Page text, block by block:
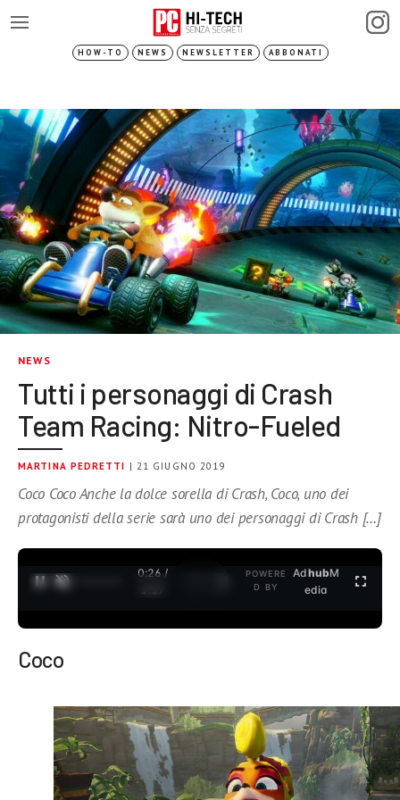
HOW-TO NEWS NEWSLETTER ABBONATI
NEWS
Tutti i personaggi di Crash
Team Racing: Nitro-Fueled
MARTINA PEDRETTI | 21 GIUGNO 2019
Coco Coco Anche la dolce sorella di Crash, Coco, uno dei
protagonisti della serie sarà uno dei personaggi di Crash […]
0:27 /
3:37
POWERE
D BY
AdhubM
edia
Coco